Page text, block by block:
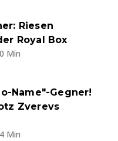
Riesen
Royal Box
Min
Name"-Gegner!
Zverevs
Min